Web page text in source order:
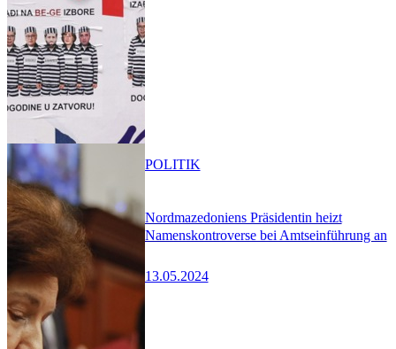
Nordmazedoniens Präsidentin heizt
Namenskontroverse bei Amtseinführung an
13.05.2024
POLITIK